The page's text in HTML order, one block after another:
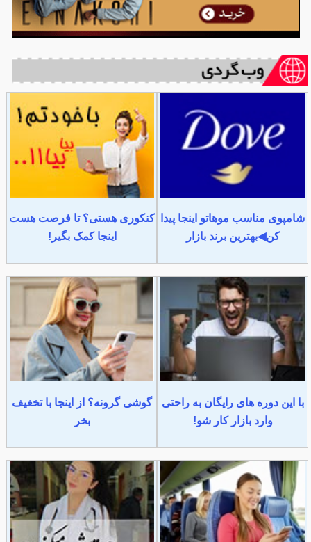
شامپوی مناسب موهاتو اینجا پیدا
کن◀بهترین برند بازار
کنکوری هستی؟ تا فرصت هست
اینجا کمک بگیر!
با این دوره های رایگان به راحتی
وارد بازار کار شو!
گوشی گرونه؟ از اینجا با تخغیف
بخر